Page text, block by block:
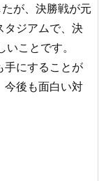
が、決勝戦が元
タジアムで、決
ことです。
手にすることが
今後も面白い対